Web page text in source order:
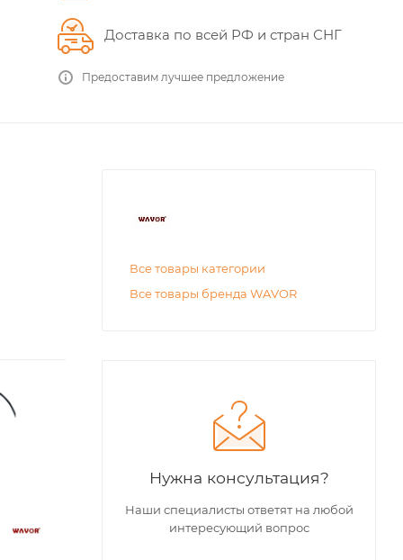
Доставка по всей РФ и стран СНГ
Предоставим лучшее предложение
выходной, дюйм
Момент затяжки
Квадрат
выходной, дюйм
1-1/2"
Момент затяжки
Все товары категории
Все товары бренда WAVOR
Нужна консультация?
Наши специалисты ответят на любой
интересующий вопрос